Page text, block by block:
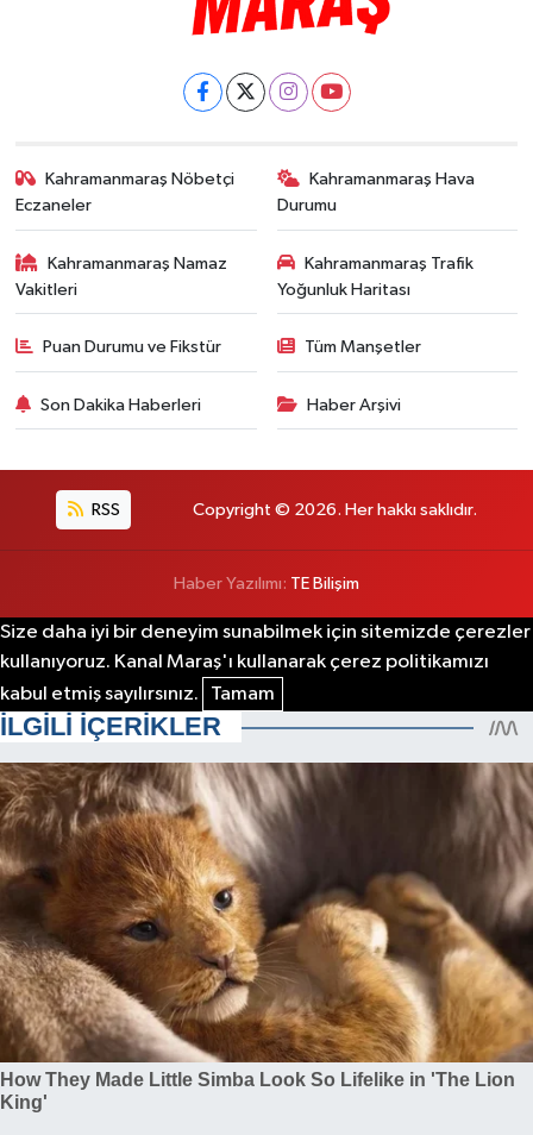
Kahramanmaraş Nöbetçi
Eczaneler
Kahramanmaraş Hava
Durumu
Kahramanmaraş Namaz
Vakitleri
Kahramanmaraş Trafik
Yoğunluk Haritası
Puan Durumu ve Fikstür Tüm Manşetler
Son Dakika Haberleri Haber Arşivi
RSS Copyright © 2026. Her hakkı saklıdır.
Haber Yazılımı: TE Bilişim
Size daha iyi bir deneyim sunabilmek için sitemizde çerezler
kullanıyoruz. Kanal Maraş'ı kullanarak çerez politikamızı
kabul etmiş sayılırsınız.
Tamam